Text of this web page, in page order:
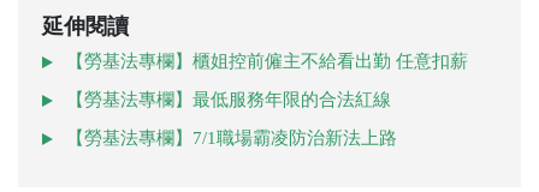
延伸閱讀
【勞基法專欄】櫃姐控前僱主不給看出勤 任意扣薪
【勞基法專欄】最低服務年限的合法紅線
【勞基法專欄】7/1職場霸凌防治新法上路